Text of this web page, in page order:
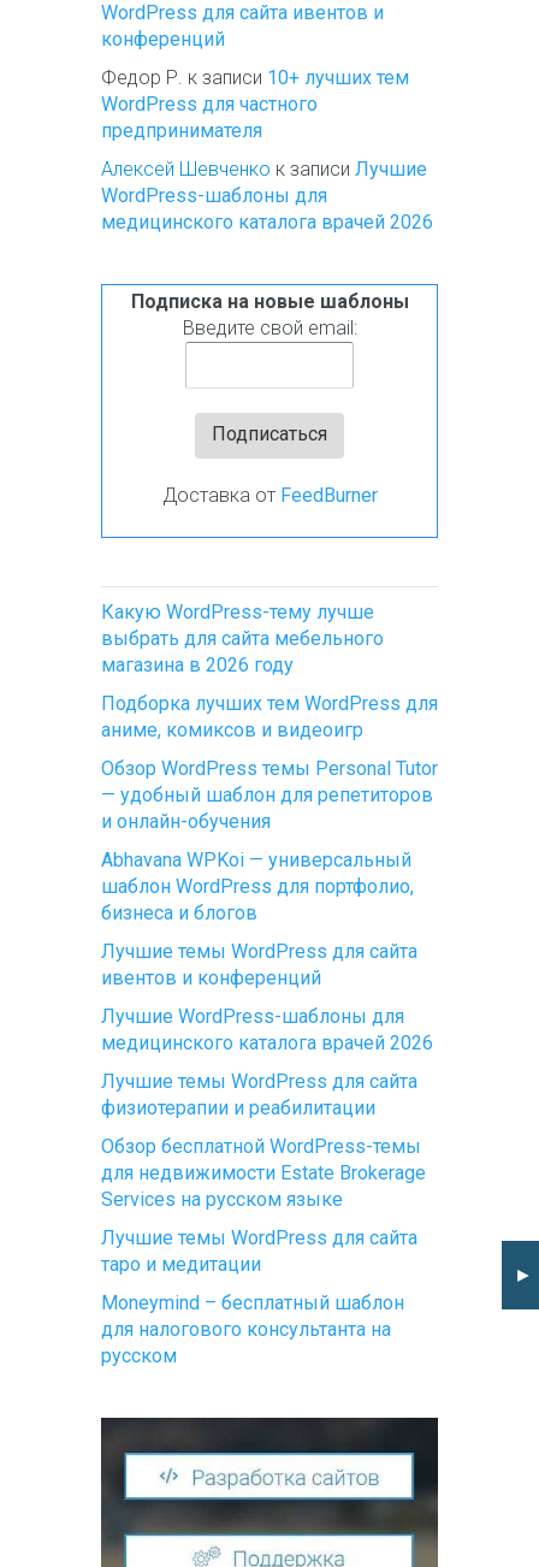
WordPress для сайта ивентов и
конференций
Федор Р. к записи 10+ лучших тем
WordPress для частного
предпринимателя
Алексей Шевченко к записи Лучшие
WordPress-шаблоны для
медицинского каталога врачей 2026
Подписка на новые шаблоны
Введите свой email:
Доставка от FeedBurner
Какую WordPress-тему лучше
выбрать для сайта мебельного
магазина в 2026 году
Подборка лучших тем WordPress для
аниме, комиксов и видеоигр
Обзор WordPress темы Personal Tutor
— удобный шаблон для репетиторов
и онлайн-обучения
Abhavana WPKoi — универсальный
шаблон WordPress для портфолио,
бизнеса и блогов
Лучшие темы WordPress для сайта
ивентов и конференций
Лучшие WordPress-шаблоны для
медицинского каталога врачей 2026
Лучшие темы WordPress для сайта
физиотерапии и реабилитации
Обзор бесплатной WordPress-темы
для недвижимости Estate Brokerage
Services на русском языке
Лучшие темы WordPress для сайта
таро и медитации
Moneymind – бесплатный шаблон
для налогового консультанта на
русском
►